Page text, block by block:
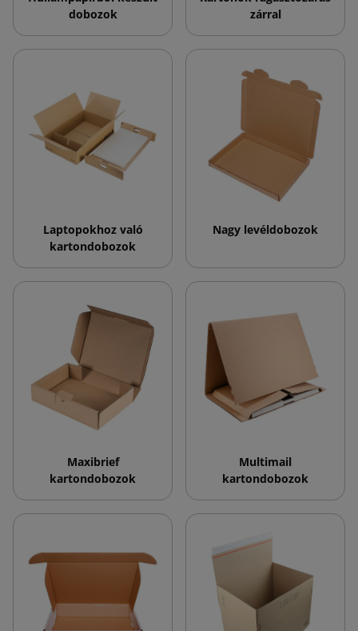
dobozok
zárral
Laptopokhoz való
kartondobozok
Nagy levéldobozok
Maxibrief
kartondobozok
Multimail
kartondobozok